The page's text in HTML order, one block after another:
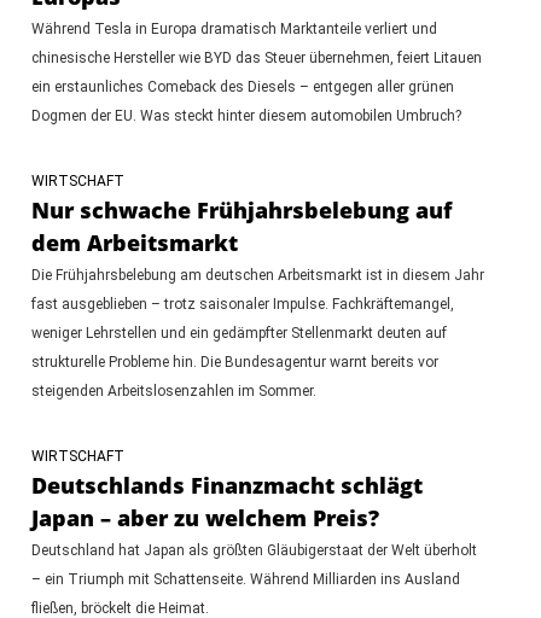
Während Tesla in Europa dramatisch Marktanteile verliert und
chinesische Hersteller wie BYD das Steuer übernehmen, feiert Litauen
ein erstaunliches Comeback des Diesels – entgegen aller grünen
Dogmen der EU. Was steckt hinter diesem automobilen Umbruch?
WIRTSCHAFT
Nur schwache Frühjahrsbelebung auf
dem Arbeitsmarkt
Die Frühjahrsbelebung am deutschen Arbeitsmarkt ist in diesem Jahr
fast ausgeblieben – trotz saisonaler Impulse. Fachkräftemangel,
weniger Lehrstellen und ein gedämpfter Stellenmarkt deuten auf
strukturelle Probleme hin. Die Bundesagentur warnt bereits vor
steigenden Arbeitslosenzahlen im Sommer.
WIRTSCHAFT
Deutschlands Finanzmacht schlägt
Japan – aber zu welchem Preis?
Deutschland hat Japan als größten Gläubigerstaat der Welt überholt
– ein Triumph mit Schattenseite. Während Milliarden ins Ausland
fließen, bröckelt die Heimat.